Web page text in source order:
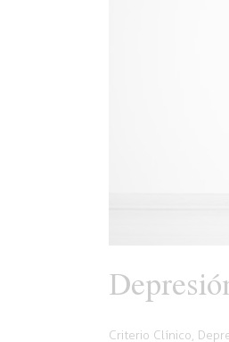
Criterio Clínico